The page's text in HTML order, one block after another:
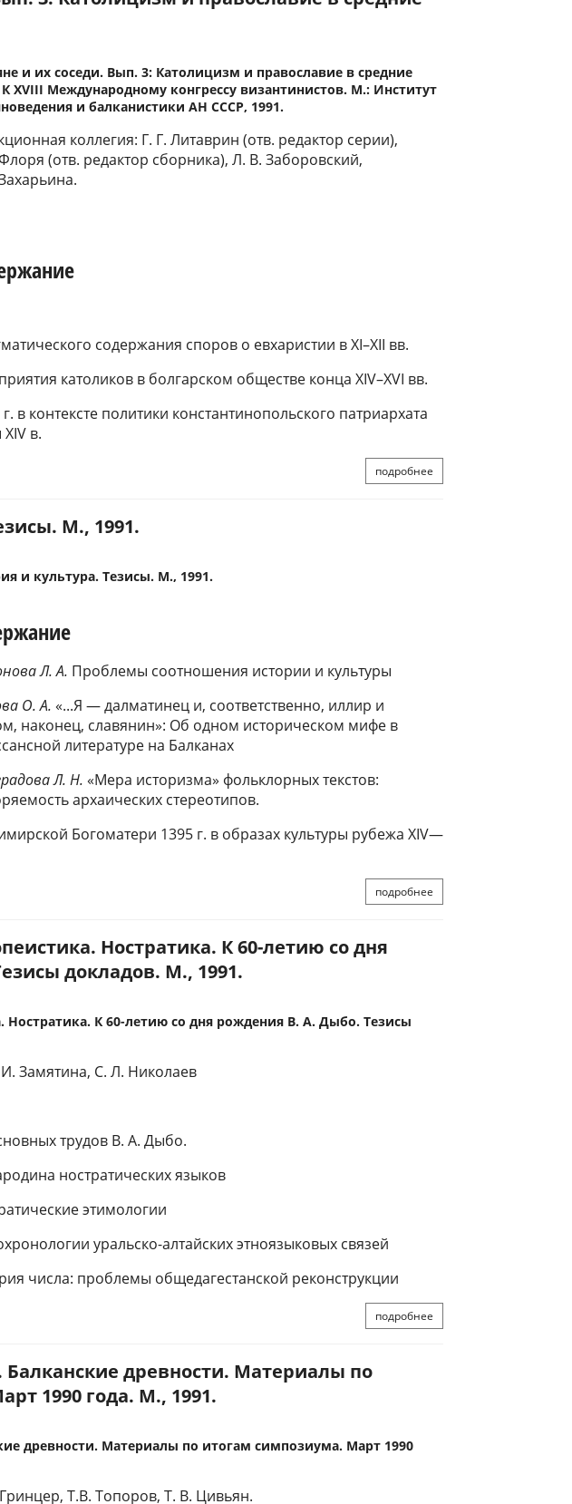
и их соседи. Вып. 3: Католицизм и православие в средние
К XVIII Международному конгрессу византинистов. М.: Институт
и балканистики АН СССР, 1991.
коллегия: Г. Г. Литаврин (отв. редактор серии),
(отв. редактор сборника), Л. В. Заборовский,
содержания споров о евхаристии в XI–XII вв.
католиков в болгарском обществе конца XIV–XVI вв.
в контексте политики константинопольского патриархата
в.
подробнее
М., 1991.
и культура. Тезисы. М., 1991.
Л. А. Проблемы соотношения истории и культуры
О. А. «...Я — далматинец и, соответственно, иллир и
наконец, славянин»: Об одном историческом мифе в
литературе на Балканах
Л. Н. «Мера историзма» фольклорных текстов:
архаических стереотипов.
Богоматери 1395 г. в образах культуры рубежа XIV—
подробнее
Ностратика. К 60-летию со дня
докладов. М., 1991.
Ностратика. К 60-летию со дня рождения В. А. Дыбо. Тезисы
И. Замятина, С. Л. Николаев
трудов В. А. Дыбо.
ностратических языков
этимологии
уральско-алтайских этноязыковых связей
числа: проблемы общедагестанской реконструкции
подробнее
Балканские древности. Материалы по
1990 года. М., 1991.
древности. Материалы по итогам симпозиума. Март 1990
Т.В. Топоров, Т. В. Цивьян.